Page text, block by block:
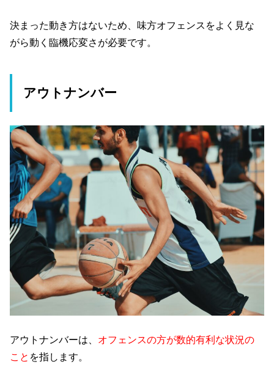
決まった動き方はないため、味方オフェンスをよく見な
がら動く臨機応変さが必要です。
アウトナンバー
アウトナンバーは、 オフェンスの方が数的有利な状況の
こと を指します。